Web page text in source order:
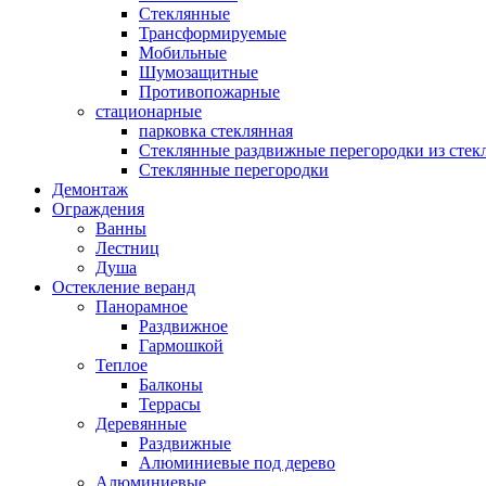
Стеклянные
Трансформируемые
Мобильные
Шумозащитные
Противопожарные
стационарные
парковка стеклянная
Стеклянные раздвижные перегородки из
Стеклянные перегородки
Демонтаж
Ограждения
Ванны
Лестниц
Душа
Остекление веранд
Панорамное
Раздвижное
Гармошкой
Теплое
Балконы
Террасы
Деревянные
Раздвижные
Алюминиевые под дерево
Алюминиевые